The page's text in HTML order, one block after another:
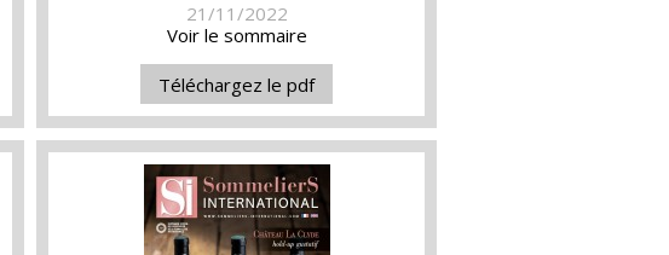
21/11/2022
Voir le sommaire
Téléchargez le pdf